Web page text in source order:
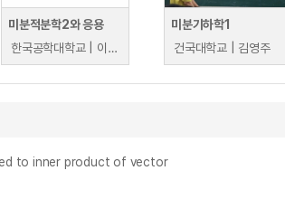
미분적분학2와 응용
한국공학대학교 | 이영수
미분기하학1
건국대학교 | 김영주
to inner product of vector